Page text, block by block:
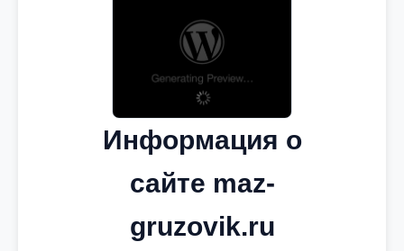
Информация о
сайте maz-
gruzovik.ru